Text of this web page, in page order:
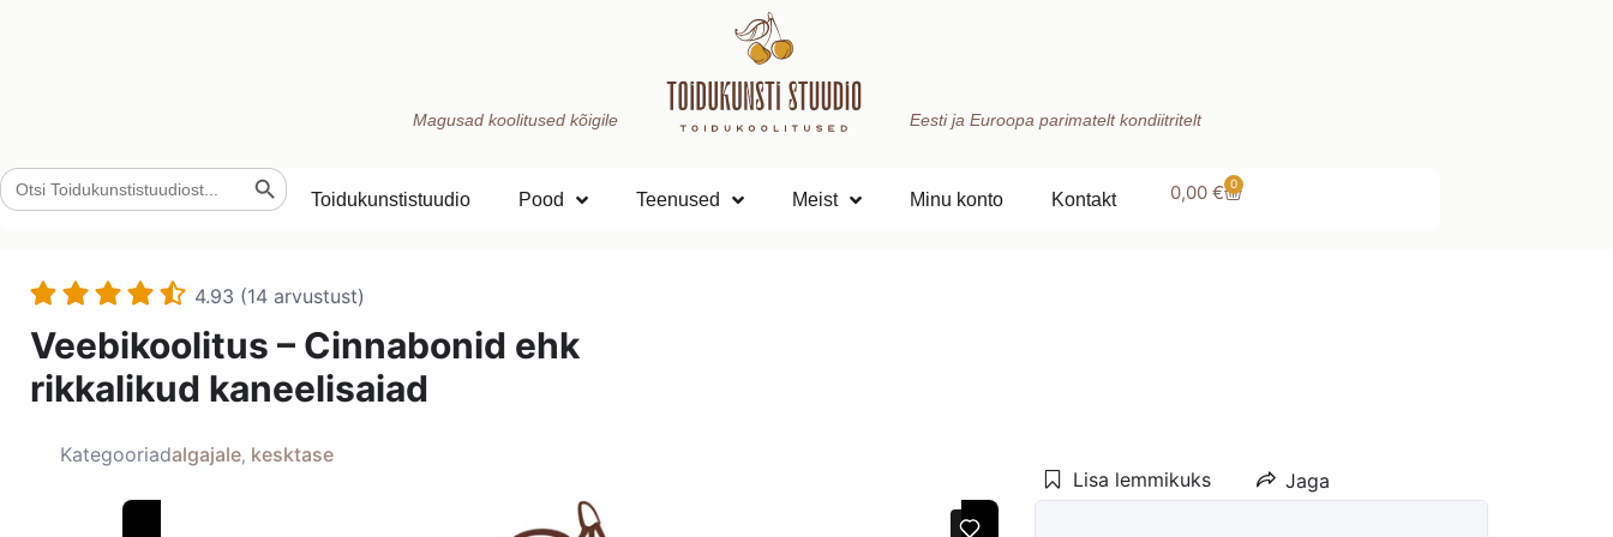
Magusad koolitused kõigile Eesti ja Euroopa parimatelt kondiitritelt
Search
for:
Search Button
Toidukunstistuudio Pood Teenused Meist Minu konto Kontakt 0,00 € 0
4.93 (14 arvustust)
Veebikoolitus – Cinnabonid ehk
rikkalikud kaneelisaiad
Kategooriadalgajale, kesktase
Lisa lemmikuks
Jaga